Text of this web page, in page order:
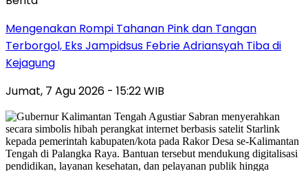
Mengenakan Rompi Tahanan Pink dan Tangan
Terborgol, Eks Jampidsus Febrie Adriansyah Tiba di
Kejagung
Jumat, 7 Agu 2026 - 15:22 WIB